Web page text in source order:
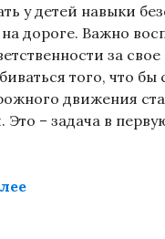
у детей навыки
дороге. Важно
за
того, что
движения
Это – задача в
«Азбука